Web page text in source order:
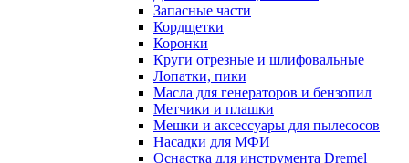
Запасные части
Кордщетки
Коронки
Круги отрезные и шлифовальные
Лопатки, пики
Масла для генераторов и бензопил
Метчики и плашки
Мешки и аксессуары для пылесосов
Насадки для МФИ
Оснастка для инструмента Dremel